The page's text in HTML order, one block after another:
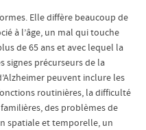
Elle diffère beaucoup de
à l’âge, un mal qui touche
de 65 ans et avec lequel la
signes précurseurs de la
peuvent inclure les
routinières, la difficulté
des problèmes de
spatiale et temporelle, un